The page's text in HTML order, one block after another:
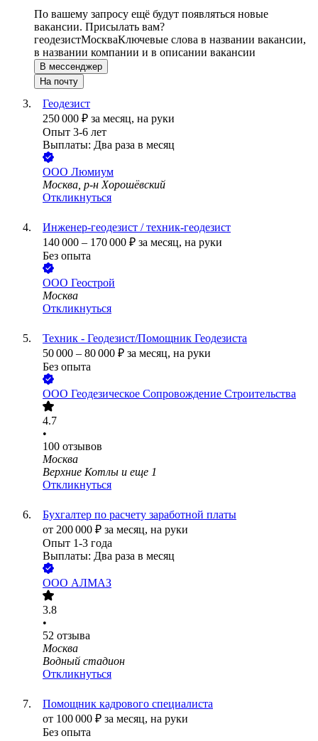
По вашему запросу ещё будут появляться новые
вакансии. Присылать вам?
геодезистМоскваКлючевые слова в названии вакансии,
в названии компании и в описании вакансии
В мессенджер
На почту
Геодезист
250 000 ₽ за месяц, на руки
Опыт 3-6 лет
Выплаты: Два раза в месяц
ООО Люмиум
Москва, р-н Хорошёвский
Откликнуться
Инженер-геодезист / техник-геодезист
140 000 – 170 000 ₽ за месяц, на руки
Без опыта
ООО Геострой
Москва
Откликнуться
Техник - Геодезист/Помощник Геодезиста
50 000 – 80 000 ₽ за месяц, на руки
Без опыта
ООО Геодезическое Сопровождение Строительства
4.7
•
100 отзывов
Москва
Верхние Котлы и еще 1
Откликнуться
Бухгалтер по расчету заработной платы
от 200 000 ₽ за месяц, на руки
Опыт 1-3 года
Выплаты: Два раза в месяц
ООО АЛМАЗ
3.8
•
52 отзыва
Москва
Водный стадион
Откликнуться
Помощник кадрового специалиста
от 100 000 ₽ за месяц, на руки
Без опыта